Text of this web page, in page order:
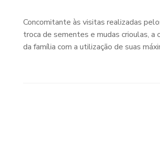
Concomitante às visitas realizadas
troca de sementes e mudas crioulas, a
da família com a utilização de suas